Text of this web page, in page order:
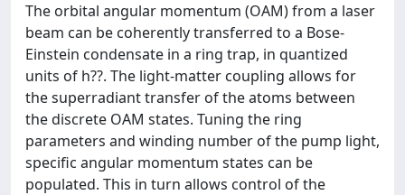
The orbital angular momentum (OAM) from a laser
beam can be coherently transferred to a Bose-
Einstein condensate in a ring trap, in quantized
units of h??. The light-matter coupling allows for
the superradiant transfer of the atoms between
the discrete OAM states. Tuning the ring
parameters and winding number of the pump light,
specific angular momentum states can be
populated. This in turn allows control of the